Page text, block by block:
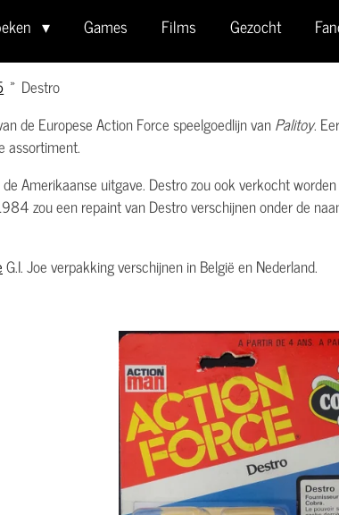
Games Films Gezocht
» Destro
de Europese Action Force speelgoedlijn vanPalitoy.
assortiment.
Amerikaanse uitgave. Destro zou ook verkocht
zou een repaint van Destro verschijnen onder de
G.I. Joe verpakking verschijnen in België en Nederland.